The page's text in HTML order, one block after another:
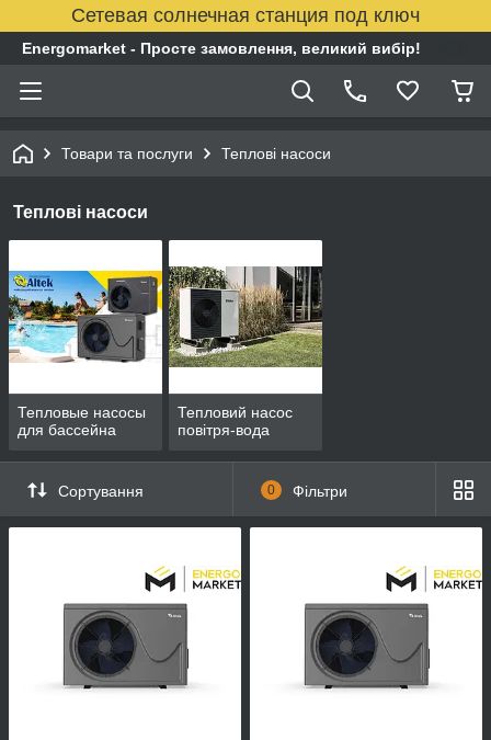
Сетевая солнечная станция под ключ
Energomarket - Просте замовлення, великий вибір!
Товари та послуги Теплові насоси
Теплові насоси
Тепловые насосы
для бассейна
Тепловий насос
повітря-вода
Сортування 0 Фільтри